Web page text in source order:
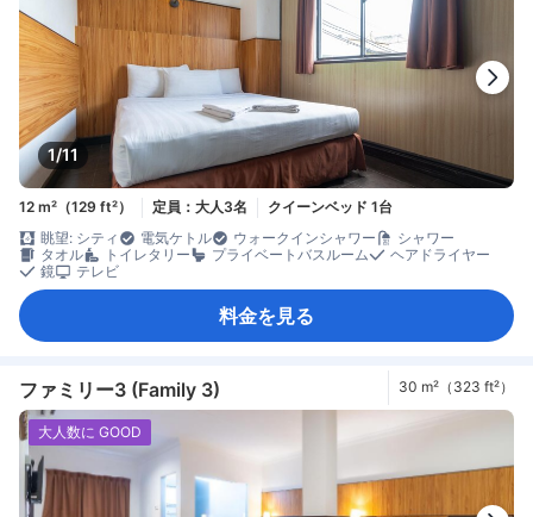
1/11
12 m²（129 ft²） 定員：大人3名
クイーンベッド 1台
眺望: シティ
電気ケトル ウォークインシャワー
シャワー
タオル
トイレタリー プライベートバスルーム
ヘアドライヤー
鏡
テレビ
料金を見る
ファミリー3 (Family 3) 30 m²（323 ft²）
大人数に GOOD